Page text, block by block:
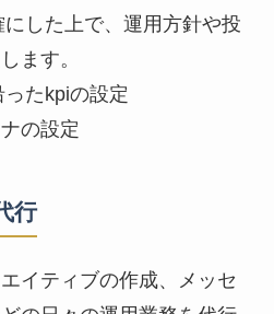
した上で、運用方針や投
ます。
ったkpiの設定
の設定
行
イティブの作成、メッセ